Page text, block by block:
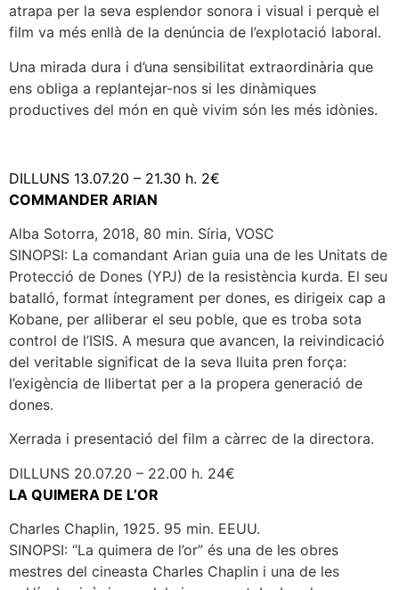
atrapa per la seva esplendor sonora i visual i perquè el
film va més enllà de la denúncia de l’explotació laboral.
Una mirada dura i d’una sensibilitat extraordinària que
ens obliga a replantejar-nos si les dinàmiques
productives del món en què vivim són les més idònies.
DILLUNS 13.07.20 – 21.30 h. 2€
COMMANDER ARIAN
Alba Sotorra, 2018, 80 min. Síria, VOSC
SINOPSI: La comandant Arian guia una de les Unitats de
Protecció de Dones (YPJ) de la resistència kurda. El seu
batalló, format íntegrament per dones, es dirigeix cap a
Kobane, per alliberar el seu poble, que es troba sota
control de l’ISIS. A mesura que avancen, la reivindicació
del veritable significat de la seva lluita pren força:
l’exigència de llibertat per a la propera generació de
dones.
Xerrada i presentació del film a càrrec de la directora.
DILLUNS 20.07.20 – 22.00 h. 24€
LA QUIMERA DE L’OR
Charles Chaplin, 1925. 95 min. EEUU.
SINOPSI: “La quimera de l’or” és una de les obres
mestres del cineasta Charles Chaplin i una de les